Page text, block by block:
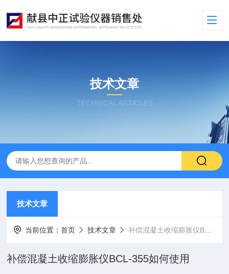
技术文章
TECHNICAL ARTICLES
技术文章
当前位置：首页 技术文章 补偿混凝土收缩膨胀仪BCL-355如何使用
补偿混凝土收缩膨胀仪BCL-355如何使用